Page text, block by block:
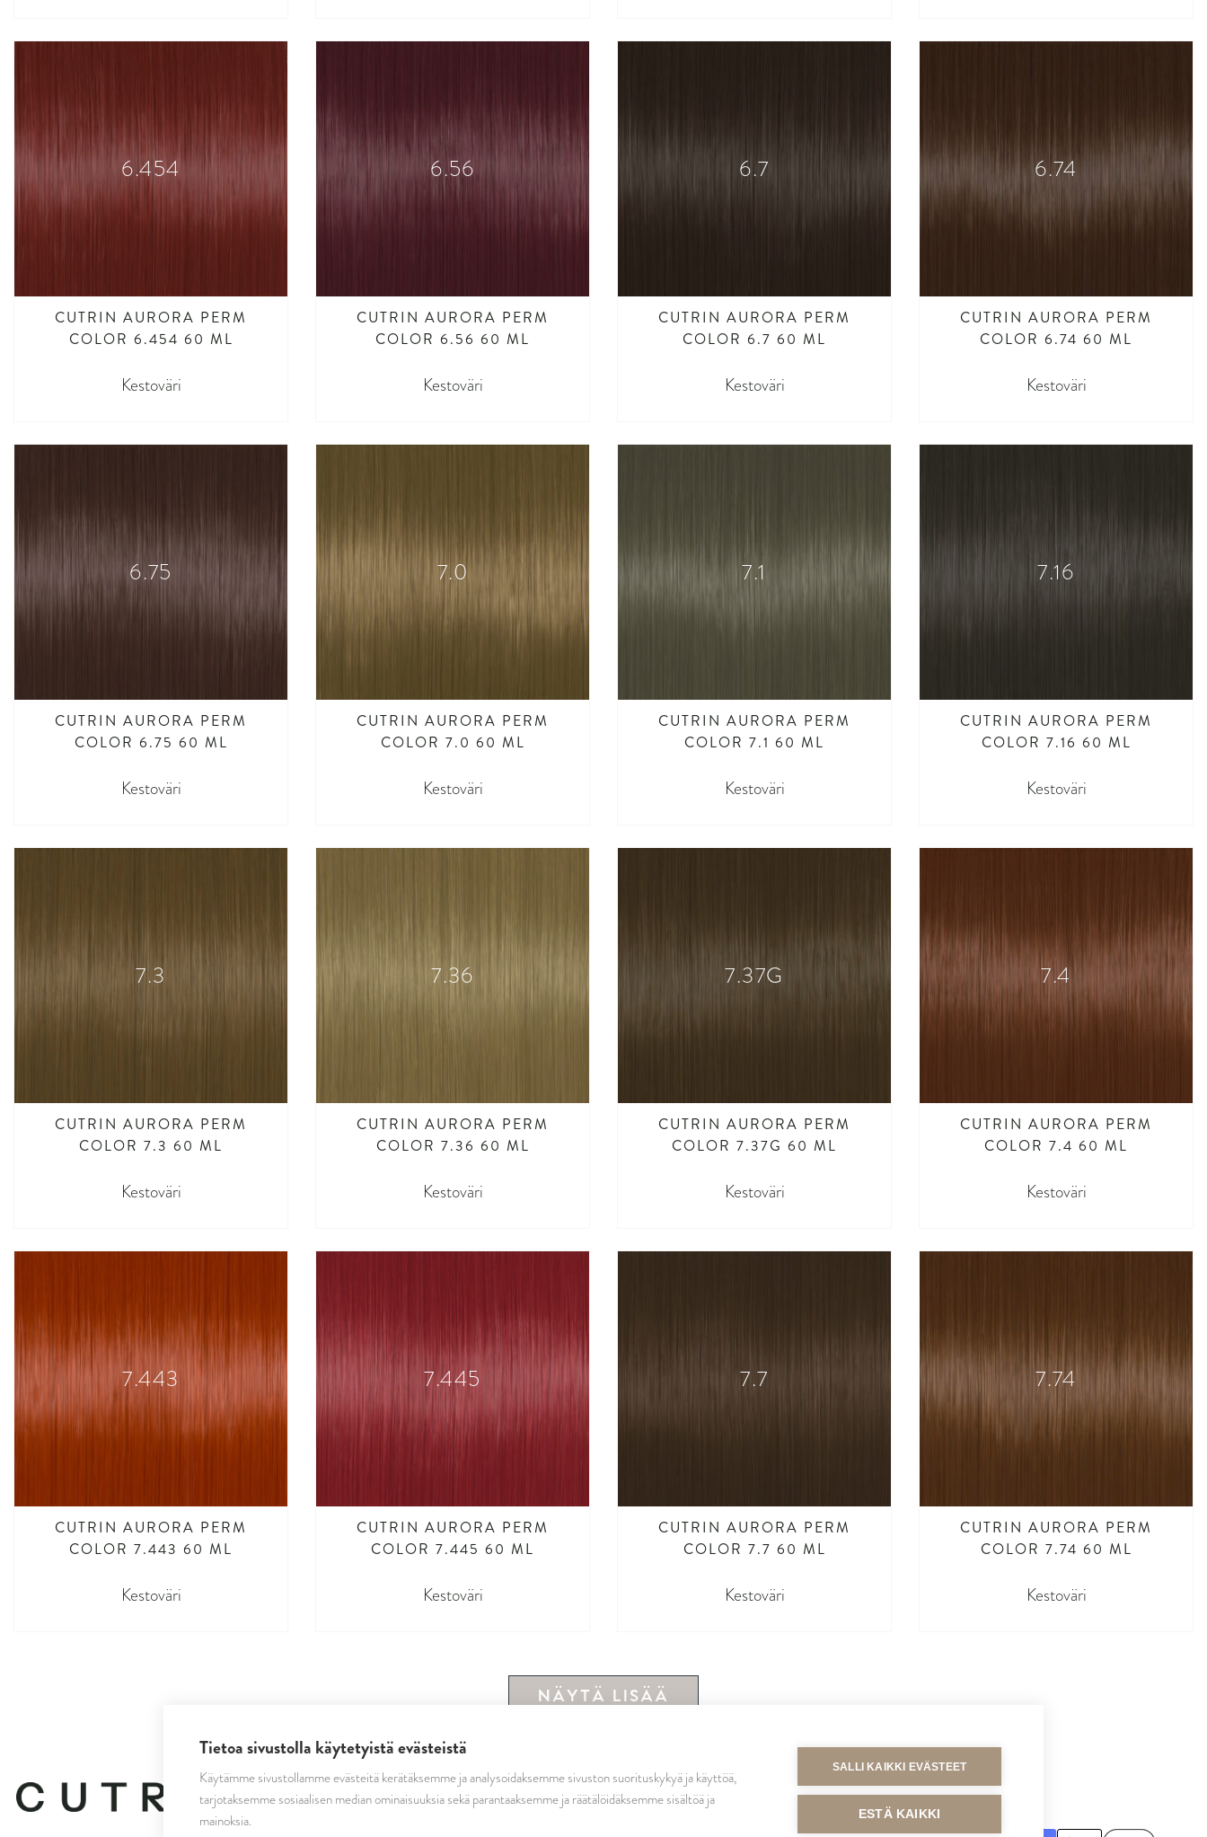
6.454
CUTRIN AURORA PERM
COLOR 6.454 60 ML
Kestoväri
6.56
CUTRIN AURORA PERM
COLOR 6.56 60 ML
Kestoväri
6.7
CUTRIN AURORA PERM
COLOR 6.7 60 ML
Kestoväri
6.74
CUTRIN AURORA PERM
COLOR 6.74 60 ML
Kestoväri
6.75
CUTRIN AURORA PERM
COLOR 6.75 60 ML
Kestoväri
7.0
CUTRIN AURORA PERM
COLOR 7.0 60 ML
Kestoväri
7.1
CUTRIN AURORA PERM
COLOR 7.1 60 ML
Kestoväri
7.16
CUTRIN AURORA PERM
COLOR 7.16 60 ML
Kestoväri
7.3
CUTRIN AURORA PERM
COLOR 7.3 60 ML
Kestoväri
7.36
CUTRIN AURORA PERM
COLOR 7.36 60 ML
Kestoväri
7.37G
CUTRIN AURORA PERM
COLOR 7.37G 60 ML
Kestoväri
7.4
CUTRIN AURORA PERM
COLOR 7.4 60 ML
Kestoväri
7.443
CUTRIN AURORA PERM
COLOR 7.443 60 ML
Kestoväri
7.445
CUTRIN AURORA PERM
COLOR 7.445 60 ML
Kestoväri
7.7
CUTRIN AURORA PERM
COLOR 7.7 60 ML
Kestoväri
7.74
CUTRIN AURORA PERM
COLOR 7.74 60 ML
Kestoväri
NÄYTÄ LISÄÄ
SEURAA MEITÄ MAKSUTAVAT
Tietoa sivustolla käytetyistä evästeistä
Käytämme sivustollamme evästeitä kerätäksemme ja analysoidaksemme sivuston suorituskykyä ja käyttöä,
tarjotaksemme sosiaalisen median ominaisuuksia sekä parantaaksemme ja räätälöidäksemme sisältöä ja
mainoksia.
SALLI KAIKKI EVÄSTEET
ESTÄ KAIKKI